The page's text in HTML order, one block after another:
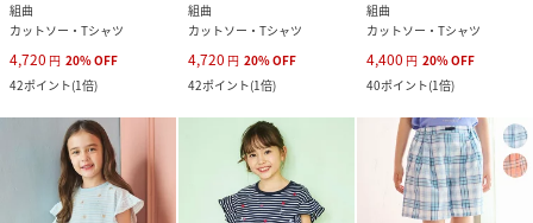
組曲
カットソー・Tシャツ
4,720 円 20%OFF
42ポイント(1倍)
組曲
カットソー・Tシャツ
4,720 円 20%OFF
42ポイント(1倍)
組曲
カットソー・Tシャツ
4,400 円 20%OFF
40ポイント(1倍)